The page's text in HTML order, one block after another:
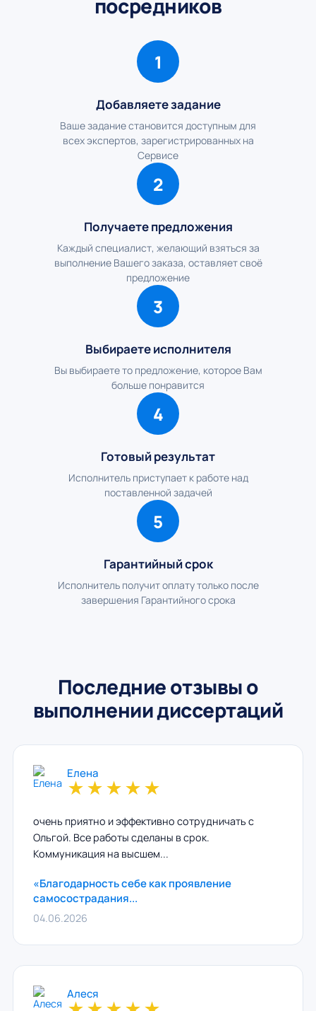
посредников
1
Добавляете задание
Ваше задание становится доступным для
всех экспертов, зарегистрированных на
Сервисе
2
Получаете предложения
Каждый специалист, желающий взяться за
выполнение Вашего заказа, оставляет своё
предложение
3
Выбираете исполнителя
Вы выбираете то предложение, которое Вам
больше понравится
4
Готовый результат
Исполнитель приступает к работе над
поставленной задачей
5
Гарантийный срок
Исполнитель получит оплату только после
завершения Гарантийного срока
Последние отзывы о
выполнении диссертаций
Елена
★★★★★
очень приятно и эффективно сотрудничать с
Ольгой. Все работы сделаны в срок.
Коммуникация на высшем...
«Благодарность себе как проявление
самосострадания...
04.06.2026
Aлеся